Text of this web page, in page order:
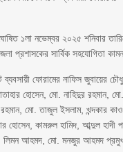
১লা নভেম্বর ২০২৫ শনিবার
প্রশাসকের সার্বিক সহযোগিতা
ফোরামের নাফিস জুবায়ের
হোসেন, মো. নাহিদুর রহমান,
মো. তাজুল ইসলাম, খন্দকার
কামরুল হামিদ, আব্দুল হাদী
আহমদ, মো. মনজুর আহমদ